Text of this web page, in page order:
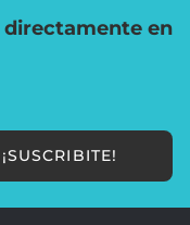
directamente en
¡SUSCRIBITE!